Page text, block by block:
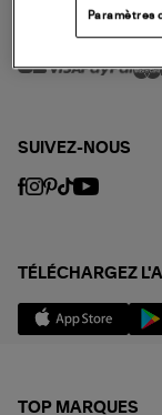
MODE DE
SUIVEZ-NOUS
TÉLÉCHARGEZ
TOP MARQUES
Paramètres